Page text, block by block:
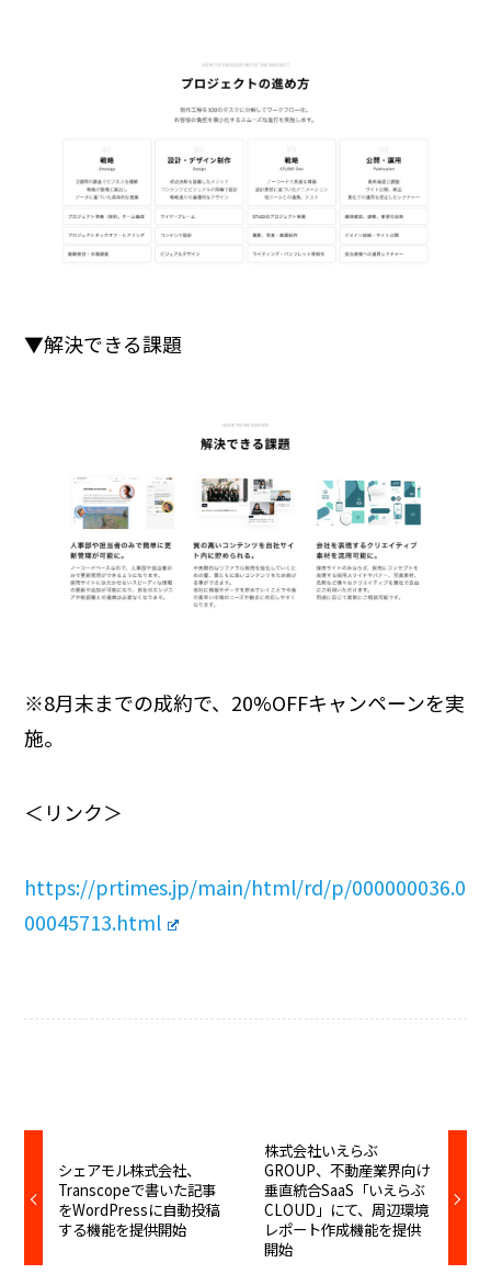
▼解決できる課題
※8月末までの成約で、20%OFFキャンペーンを実
施。
＜リンク＞
https://prtimes.jp/main/html/rd/p/000000036.0
00045713.html
シェアモル株式会社、
Transcopeで書いた記事
をWordPressに自動投稿
する機能を提供開始
株式会社いえらぶ
GROUP、不動産業界向け
垂直統合SaaS「いえらぶ
CLOUD」にて、周辺環境
レポート作成機能を提供
開始